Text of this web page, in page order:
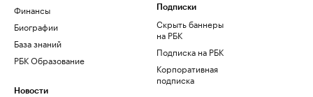
Финансы
Биографии
База знаний
РБК Образование
Новости
Подписки
Скрыть баннеры
на РБК
Подписка на РБК
Корпоративная
подписка